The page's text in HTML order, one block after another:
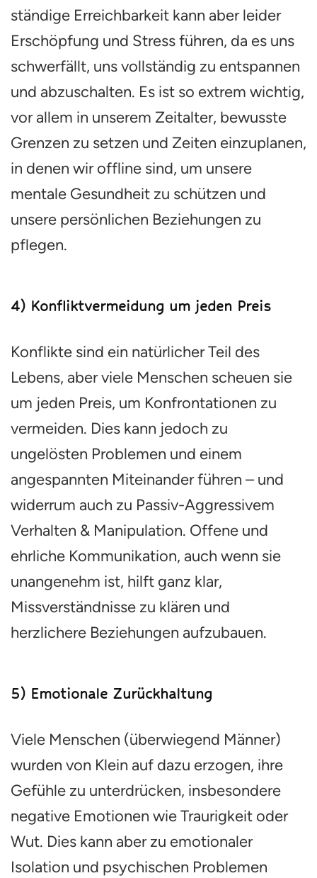
ständige Erreichbarkeit kann aber leider
Erschöpfung und Stress führen, da es uns
schwerfällt, uns vollständig zu entspannen
und abzuschalten. Es ist so extrem wichtig,
vor allem in unserem Zeitalter, bewusste
Grenzen zu setzen und Zeiten einzuplanen,
in denen wir offline sind, um unsere
mentale Gesundheit zu schützen und
unsere persönlichen Beziehungen zu
pflegen.
4) Konfliktvermeidung um jeden Preis
Konflikte sind ein natürlicher Teil des
Lebens, aber viele Menschen scheuen sie
um jeden Preis, um Konfrontationen zu
vermeiden. Dies kann jedoch zu
ungelösten Problemen und einem
angespannten Miteinander führen – und
widerrum auch zu Passiv-Aggressivem
Verhalten & Manipulation. Offene und
ehrliche Kommunikation, auch wenn sie
unangenehm ist, hilft ganz klar,
Missverständnisse zu klären und
herzlichere Beziehungen aufzubauen.
5) Emotionale Zurückhaltung
Viele Menschen (überwiegend Männer)
wurden von Klein auf dazu erzogen, ihre
Gefühle zu unterdrücken, insbesondere
negative Emotionen wie Traurigkeit oder
Wut. Dies kann aber zu emotionaler
Isolation und psychischen Problemen